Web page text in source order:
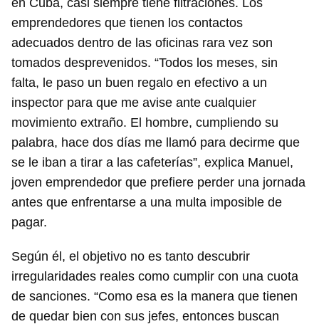
emprendedores que tienen los contactos
adecuados dentro de las oficinas rara vez son
tomados desprevenidos. “Todos los meses, sin
falta, le paso un buen regalo en efectivo a un
inspector para que me avise ante cualquier
movimiento extraño. El hombre, cumpliendo su
palabra, hace dos días me llamó para decirme que
se le iban a tirar a las cafeterías”, explica Manuel,
joven emprendedor que prefiere perder una jornada
antes que enfrentarse a una multa imposible de
pagar.
Según él, el objetivo no es tanto descubrir
irregularidades reales como cumplir con una cuota
de sanciones. “Como esa es la manera que tienen
de quedar bien con sus jefes, entonces buscan